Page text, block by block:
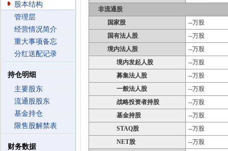
股本结构
管理层
经营情况简介
重大事项备忘
分红送配记录
持仓明细
主要股东
流通股股东
基金持仓
限售股解禁表
财务数据
非流通股
国家股
--万股
国有法人股
--万股
境内法人股
--万股
境内发起人股
--万股
募集法人股
--万股
一般法人股
--万股
战略投资者持股
--万股
基金持股
--万股
STAQ股
--万股
NET股
--万股